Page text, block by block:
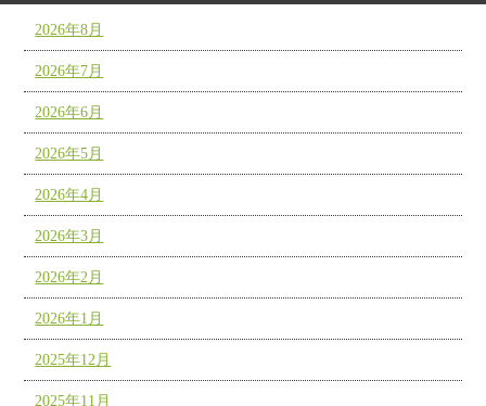
2026年8月
2026年7月
2026年6月
2026年5月
2026年4月
2026年3月
2026年2月
2026年1月
2025年12月
2025年11月